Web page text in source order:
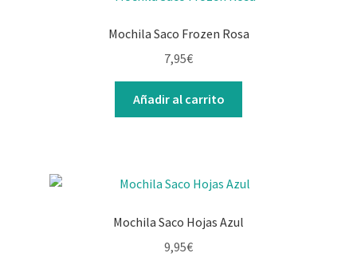
Mochila Saco Frozen Rosa
7,95€
Añadir al carrito
Mochila Saco Hojas Azul
9,95€